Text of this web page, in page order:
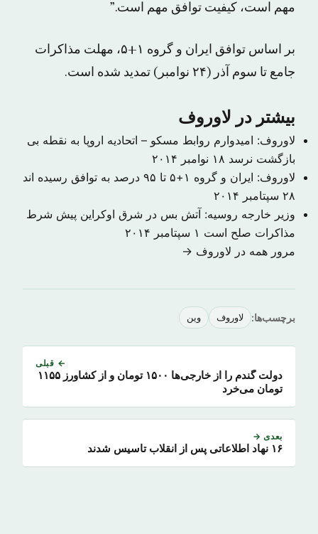
مهم است، کیفیت توافق مهم است.”
بر اساس توافق ایران و گروه ۱+۵، مهلت مذاکرات
جامع تا سوم آذر (۲۴ نوامبر) تمدید شده است.
بیشتر در لاوروف
لاوروف: امیدوارم روابط مسکو – اتحادیه اروپا به نقطه بی
بازگشت نرسد ۱۸ نوامبر ۲۰۱۴
لاوروف: ایران و گروه ۱+۵ تا ۹۵ درصد به توافق رسیده اند
۲۸ سپتامبر ۲۰۱۴
وزیر خارجه روسیه: آتش بس در شرق اوکراین پیش شرط
مذاکرات صلح است ۱ سپتامبر ۲۰۱۴
مرور همه در لاوروف →
برچسب‌ها: لاوروف وین
← قبلی
دولت گندم را از خارجی‌ها ۱۵۰۰ تومان و از کشاورز ۱۱۵۵
تومان می‌خرد
بعدی →
۱۶ نهاد اطلاعاتی پس از انقلاب تاسیس شدند